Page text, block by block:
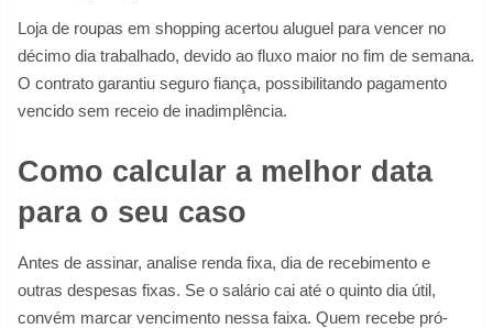
Loja de roupas em shopping acertou aluguel para vencer no
décimo dia trabalhado, devido ao fluxo maior no fim de semana.
O contrato garantiu seguro fiança, possibilitando pagamento
vencido sem receio de inadimplência.
Como calcular a melhor data
para o seu caso
Antes de assinar, analise renda fixa, dia de recebimento e
outras despesas fixas. Se o salário cai até o quinto dia útil,
convém marcar vencimento nessa faixa. Quem recebe pró-